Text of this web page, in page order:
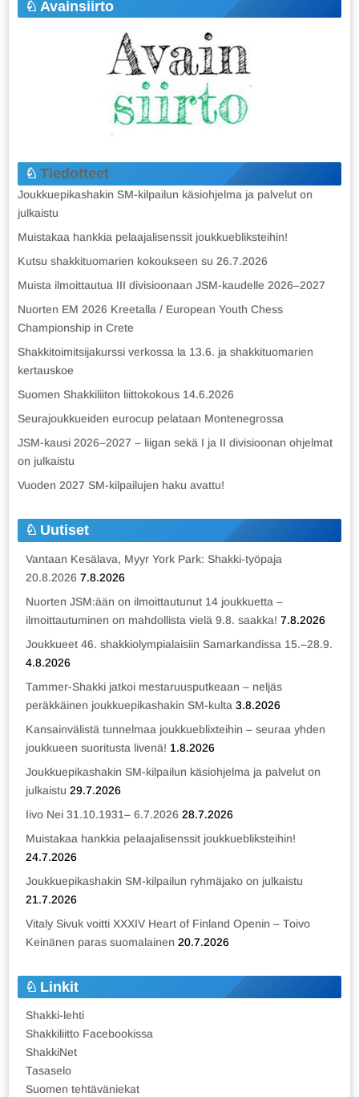
Avainsiirto
Tiedotteet
Joukkuepikashakin SM-kilpailun käsiohjelma ja palvelut on
julkaistu
Muistakaa hankkia pelaajalisenssit joukkuebliksteihin!
Kutsu shakkituomarien kokoukseen su 26.7.2026
Muista ilmoittautua III divisioonaan JSM-kaudelle 2026–2027
Nuorten EM 2026 Kreetalla / European Youth Chess
Championship in Crete
Shakkitoimitsijakurssi verkossa la 13.6. ja shakkituomarien
kertauskoe
Suomen Shakkiliiton liittokokous 14.6.2026
Seurajoukkueiden eurocup pelataan Montenegrossa
JSM-kausi 2026–2027 – liigan sekä I ja II divisioonan ohjelmat
on julkaistu
Vuoden 2027 SM-kilpailujen haku avattu!
Uutiset
Vantaan Kesälava, Myyr York Park: Shakki-työpaja
20.8.2026 7.8.2026
Nuorten JSM:ään on ilmoittautunut 14 joukkuetta –
ilmoittautuminen on mahdollista vielä 9.8. saakka! 7.8.2026
Joukkueet 46. shakkiolympialaisiin Samarkandissa 15.–28.9.
4.8.2026
Tammer-Shakki jatkoi mestaruusputkeaan – neljäs
peräkkäinen joukkuepikashakin SM-kulta 3.8.2026
Kansainvälistä tunnelmaa joukkueblixteihin – seuraa yhden
joukkueen suoritusta livenä! 1.8.2026
Joukkuepikashakin SM-kilpailun käsiohjelma ja palvelut on
julkaistu 29.7.2026
Iivo Nei 31.10.1931– 6.7.2026 28.7.2026
Muistakaa hankkia pelaajalisenssit joukkuebliksteihin!
24.7.2026
Joukkuepikashakin SM-kilpailun ryhmäjako on julkaistu
21.7.2026
Vitaly Sivuk voitti XXXIV Heart of Finland Openin – Toivo
Keinänen paras suomalainen 20.7.2026
Linkit
Shakki-lehti
Shakkiliitto Facebookissa
ShakkiNet
Tasaselo
Suomen tehtäväniekat